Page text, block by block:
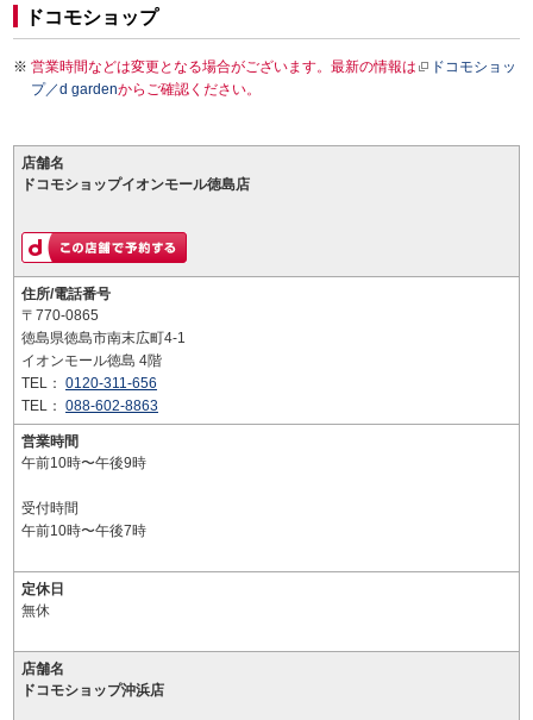
ドコモショップ
営業時間などは変更となる場合がございます。最新の情報は
ドコモショッ
プ／d gardenからご確認ください。
店舗名
ドコモショップイオンモール徳島店
住所/電話番号
〒770-0865
徳島県徳島市南末広町4-1
イオンモール徳島 4階
TEL： 0120-311-656
TEL： 088-602-8863
営業時間
午前10時〜午後9時
受付時間
午前10時〜午後7時
定休日
無休
店舗名
ドコモショップ沖浜店